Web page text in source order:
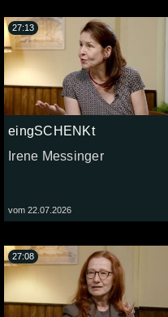
eingSCHENKt
Irene Messinger
vom 22.07.2026
27:13
27:08